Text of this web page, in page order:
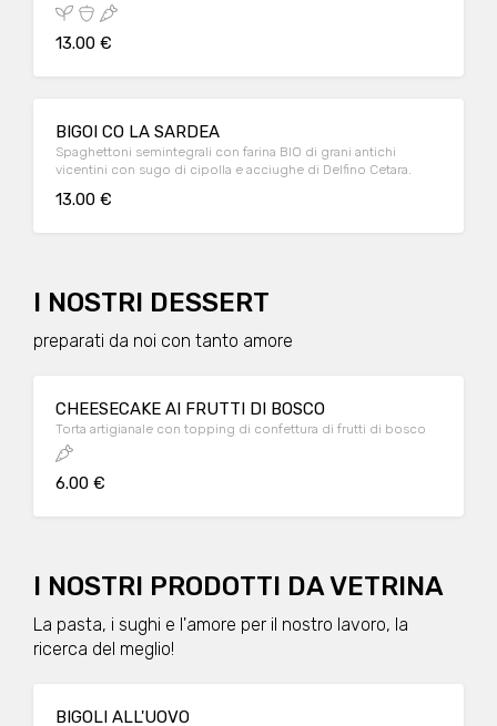
13.00 €
BIGOI CO LA SARDEA
Spaghettoni semintegrali con farina BIO di grani antichi
vicentini con sugo di cipolla e acciughe di Delfino Cetara.
13.00 €
I NOSTRI DESSERT
preparati da noi con tanto amore
CHEESECAKE AI FRUTTI DI BOSCO
Torta artigianale con topping di confettura di frutti di bosco
6.00 €
I NOSTRI PRODOTTI DA VETRINA
La pasta, i sughi e l'amore per il nostro lavoro, la
ricerca del meglio!
BIGOLI ALL'UOVO